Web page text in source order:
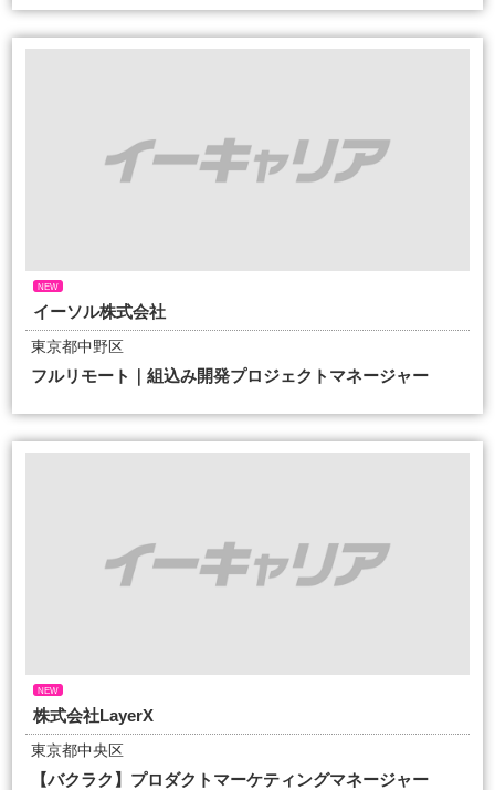
NEW
イーソル株式会社
東京都中野区
フルリモート｜組込み開発プロジェクトマネージャー
NEW
株式会社LayerX
東京都中央区
【バクラク】プロダクトマーケティングマネージャー